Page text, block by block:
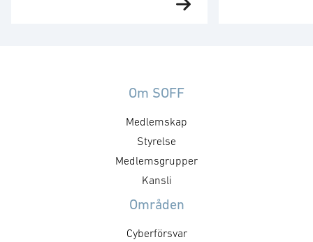
behöver utvecklas. Strategin är
styrning, upphandling, avtal,
formar försvarsmarknaden
genom hur den agerar som kund.
Det handlar inte bara om ökade
försvarsinvesteringar, utan också
anskaffningsprinciper,
Om SOFF
Medlemskap
Styrelse
Medlemsgrupper
Kansli
Områden
Cyberförsvar